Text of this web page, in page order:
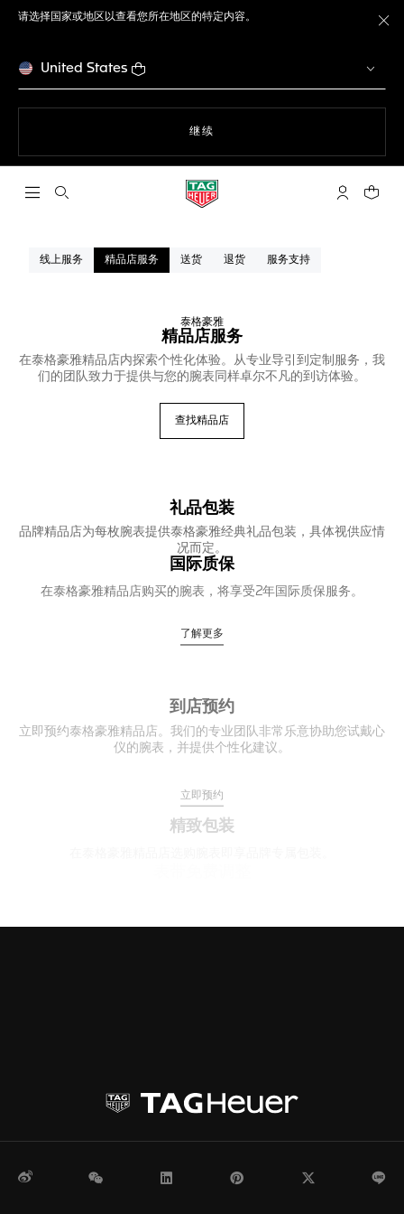
请选择国家或地区以查看您所在地区的特定内容。
United States
继续
打开搜索 My TAG您的
微博 WeChat Pinterest